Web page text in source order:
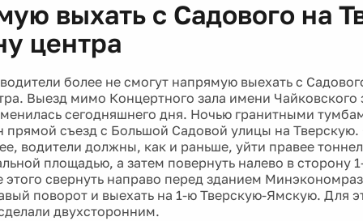
выхать с Садового на
центра
более не смогут напрямую выехать с
Выезд мимо Концертного зала имени
сегодняшнего дня. Ночью гранитными
прямой съезд с Большой Садовой улицы на
водители должны, как и раньше, уйти правее
площадью, а затем повернуть налево в сторону
этого свернуть направо перед зданием
поворот и выехать на 1-ю Тверскую-Ямскую. Для
двухсторонним.